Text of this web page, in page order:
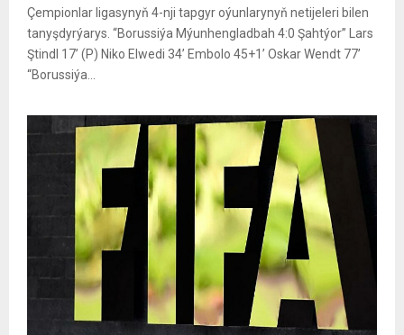
Çempionlar ligasynyň 4-nji tapgyr oýunlarynyň netijeleri bilen
tanyşdyrýarys. “Borussiýa Mýunhengladbah 4:0 Şahtýor” Lars
Ştindl 17’ (P) Niko Elwedi 34’ Embolo 45+1’ Oskar Wendt 77’
“Borussiýa...